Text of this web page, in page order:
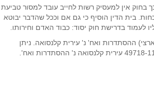
בחוק אין למעסיק רשות לחייב עובד למסור טביעת
בית הדין הוסיף כי גם אם וככל שהדבר יבוטא
לעמוד בדרישת חוק יסוד: כבוד האדם וחירותו.
7541-04-14 (ארצי) ההסתדרות ואח' נ' עירית קלנסואה. ניתן